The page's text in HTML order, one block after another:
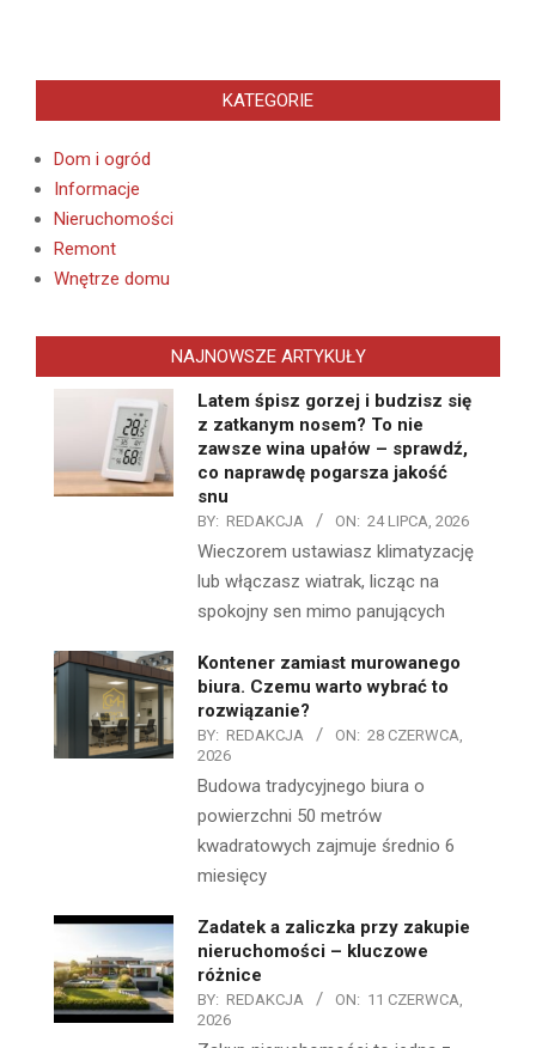
KATEGORIE
Dom i ogród
Informacje
Nieruchomości
Remont
Wnętrze domu
NAJNOWSZE ARTYKUŁY
Latem śpisz gorzej i budzisz się
z zatkanym nosem? To nie
zawsze wina upałów – sprawdź,
co naprawdę pogarsza jakość
snu
BY: REDAKCJA ON: 24 LIPCA, 2026
Wieczorem ustawiasz klimatyzację
lub włączasz wiatrak, licząc na
spokojny sen mimo panujących
Kontener zamiast murowanego
biura. Czemu warto wybrać to
rozwiązanie?
BY: REDAKCJA ON: 28 CZERWCA,
2026
Budowa tradycyjnego biura o
powierzchni 50 metrów
kwadratowych zajmuje średnio 6
miesięcy
Zadatek a zaliczka przy zakupie
nieruchomości – kluczowe
różnice
BY: REDAKCJA ON: 11 CZERWCA,
2026